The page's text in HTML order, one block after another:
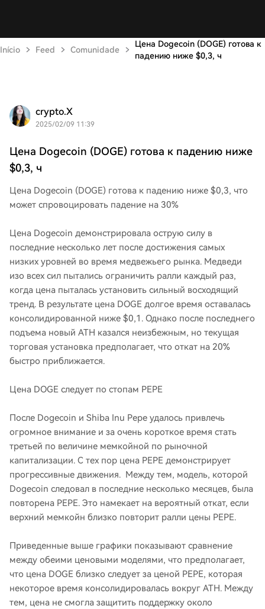
Início Feed Comunidade
Цена Dogecoin (DOGE) готова к
падению ниже $0,3, ч
crypto.X
2025/02/09 11:39
Цена Dogecoin (DOGE) готова к падению ниже
$0,3, ч
Цена Dogecoin (DOGE) готова к падению ниже $0,3, что
может спровоцировать падение на 30%
Цена Dogecoin демонстрировала острую силу в
последние несколько лет после достижения самых
низких уровней во время медвежьего рынка. Медведи
изо всех сил пытались ограничить ралли каждый раз,
когда цена пыталась установить сильный восходящий
тренд. В результате цена DOGE долгое время оставалась
консолидированной ниже $0,1. Однако после последнего
подъема новый ATH казался неизбежным, но текущая
торговая установка предполагает, что откат на 20%
быстро приближается.
Цена DOGE следует по стопам PEPE
После Dogecoin и Shiba Inu Pepe удалось привлечь
огромное внимание и за очень короткое время стать
третьей по величине мемкойной по рыночной
капитализации. С тех пор цена PEPE демонстрирует
прогрессивные движения. Между тем, модель, которой
Dogecoin следовал в последние несколько месяцев, была
повторена PEPE. Это намекает на вероятный откат, если
верхний мемкойн близко повторит ралли цены PEPE.
Приведенные выше графики показывают сравнение
между обеими ценовыми моделями, что предполагает,
что цена DOGE близко следует за ценой PEPE, которая
некоторое время консолидировалась вокруг ATH. Между
тем, цена не смогла защитить поддержку около